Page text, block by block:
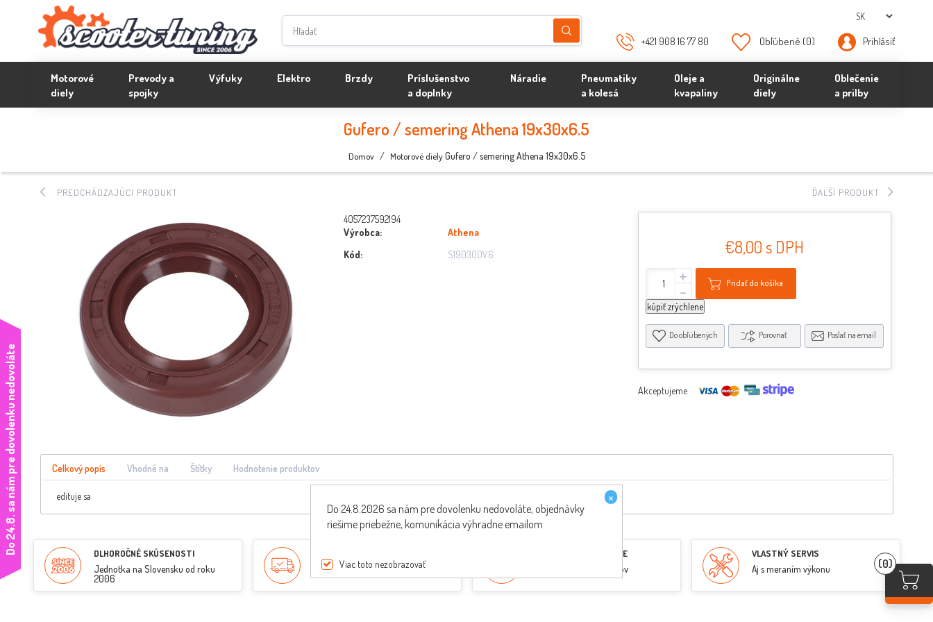
+421 908 16 77 80 Obľúbené (0) Prihlásiť
(0)
Motorové
diely
Prevody a
spojky
Výfuky Elektro Brzdy
Príslušenstvo
a doplnky
Náradie
Pneumatiky
a kolesá
Oleje a
kvapaliny
Originálne
diely
Oblečenie
a prilby
Gufero / semering Athena 19x30x6.5
Domov / Motorové diely Gufero / semering Athena 19x30x6.5
PREDCHÁDZAJÚCI PRODUKT ĎALŠÍ PRODUKT
4057237592194
Výrobca:
Athena
Kód:
S190300V6 €8,00 s DPH
+
- Pridať do košíka
kúpiť zrýchlene
Do obľúbených Porovnať Poslať na email
Akceptujeme
Celkový popis Vhodné na Štítky Hodnotenie produktov
edituje sa
DLHOROČNÉ SKÚSENOSTI
Jednotka na Slovensku od roku
2006
pri nákupe nad 200€
ŠPECIALISTI NA SKÚTRE
Poradenie od odborníkov
VLASTNÝ SERVIS
Aj s meraním výkonu
D
o
2
4
.
8
.
s
a
n
á
m
p
r
e
d
o
v
o
l
e
n
k
u
n
e
d
o
v
o
l
á
t
e ×
Do 24.8.2026 sa nám pre dovolenku nedovoláte, objednávky
riešime priebežne, komunikácia výhradne emailom
Viac toto nezobrazovať